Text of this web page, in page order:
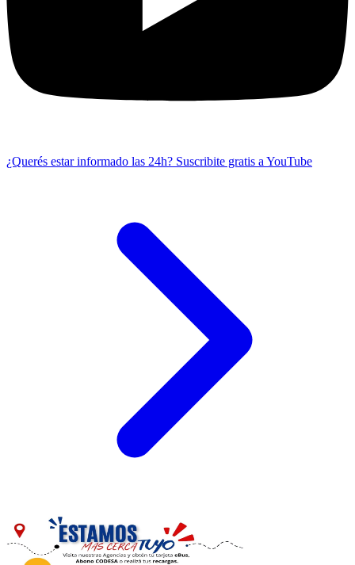
¿Querés estar informado las 24h? Suscribite gratis a YouTube